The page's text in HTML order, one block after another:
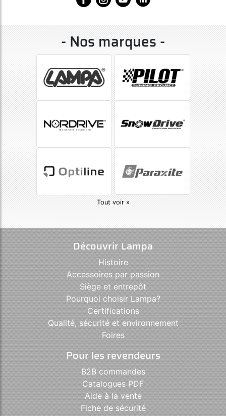
- Nos marques -
Tout voir »
Découvrir Lampa
Histoire
Accessoires par passion
Siège et entrepôt
Pourquoi choisir Lampa?
Certifications
Qualité, sécurité et environnement
Foires
Pour les revendeurs
B2B commandes
Catalogues PDF
Aide à la vente
Fiche de sécurité